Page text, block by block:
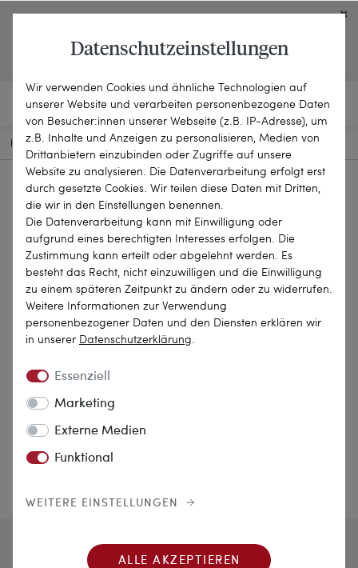
OPEN ENGLISH WEBSITE
HOME SCHMUCKSTÜCKE BROSCHEN & NADELN 21-2356
Datenschutzeinstellungen
Wir verwenden Cookies und ähnliche Technologien auf
unserer Website und verarbeiten personenbezogene Daten
von Besucher:innen unserer Webseite (z.B. IP-Adresse), um
z.B. Inhalte und Anzeigen zu personalisieren, Medien von
Drittanbietern einzubinden oder Zugriffe auf unsere
Website zu analysieren. Die Datenverarbeitung erfolgt erst
durch gesetzte Cookies. Wir teilen diese Daten mit Dritten,
die wir in den Einstellungen benennen.
Die Datenverarbeitung kann mit Einwilligung oder
aufgrund eines berechtigten Interesses erfolgen. Die
Zustimmung kann erteilt oder abgelehnt werden. Es
besteht das Recht, nicht einzuwilligen und die Einwilligung
zu einem späteren Zeitpunkt zu ändern oder zu widerrufen.
Weitere Informationen zur Verwendung
personenbezogener Daten und den Diensten erklären wir
in unserer Daten­schutz­erklärung.
Essenziell
Marketing
Externe Medien
Funktional
WEITERE EINSTELLUNGEN
ALLE AKZEPTIEREN